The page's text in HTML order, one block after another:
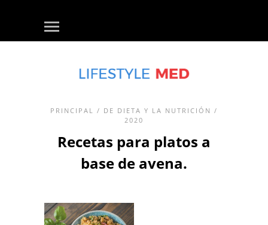
PRINCIPAL / DE DIETA Y LA NUTRICIÓN /
2020
Recetas para platos a
base de avena.